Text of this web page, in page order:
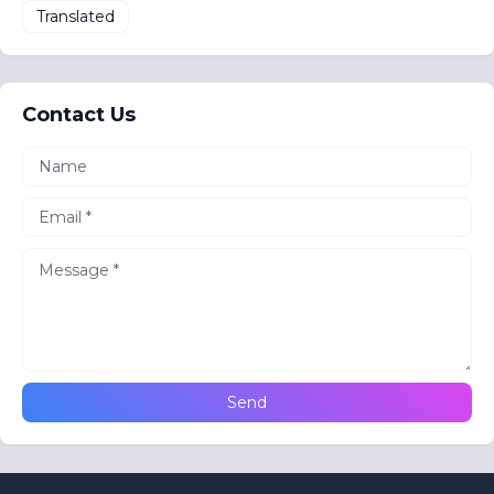
Translated
Contact Us